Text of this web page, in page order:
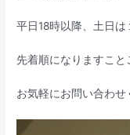
平日18時以降、土日は
先着順になりますこと
お気軽にお問い合わせ